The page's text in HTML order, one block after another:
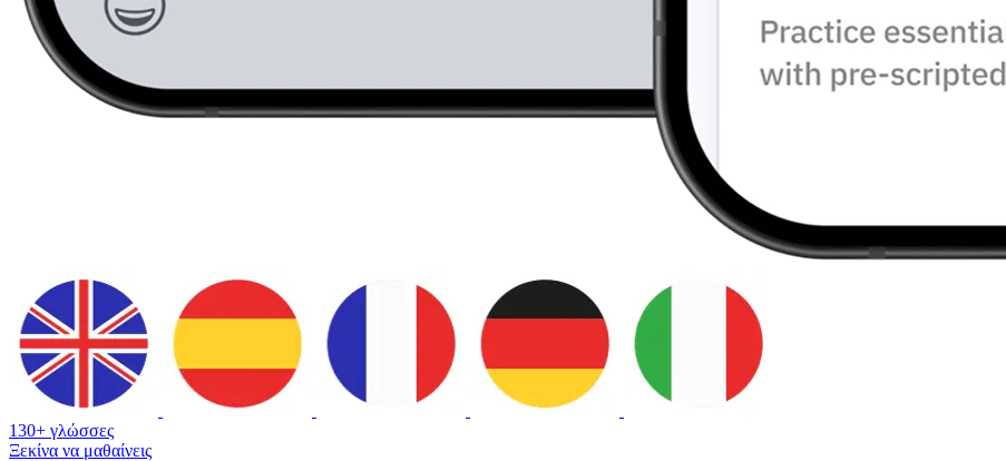
130+ γλώσσες
Ξεκίνα να μαθαίνεις